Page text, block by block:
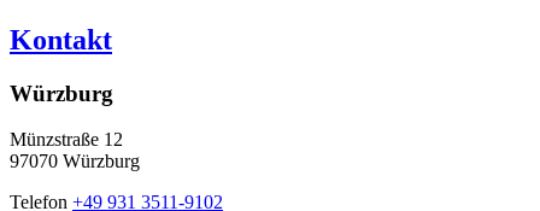
Kontakt
Würzburg
Münzstraße 12
97070 Würzburg
Telefon +49 931 3511-9102